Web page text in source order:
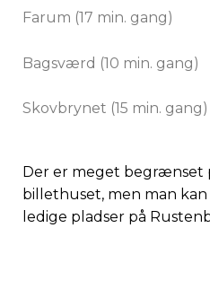
Farum (17 min. gang)
Bagsværd (10 min. gang)
​Skovbrynet (15 min. gang)
Der er meget begrænset
billethuset, men man
ledige pladser på